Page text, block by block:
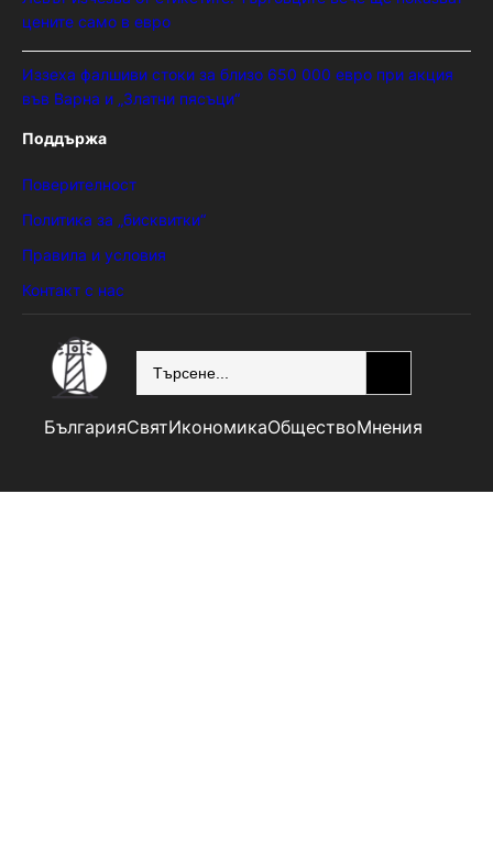
цените само в евро
Иззеха фалшиви стоки за близо 650 000 евро при акция
във Варна и „Златни пясъци“
Поддържа
Поверителност
Политика за „бисквитки“
Правила и условия
Контакт с нас
БългарияСвятИкономикаОбществоМнения